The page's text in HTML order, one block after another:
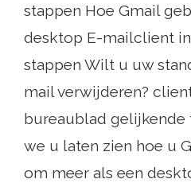
stappen Hoe Gmail
desktop E-mailclient
stappen Wilt u uw
mail verwijderen?
bureaublad gelijkende
we u laten zien hoe u
om meer als een